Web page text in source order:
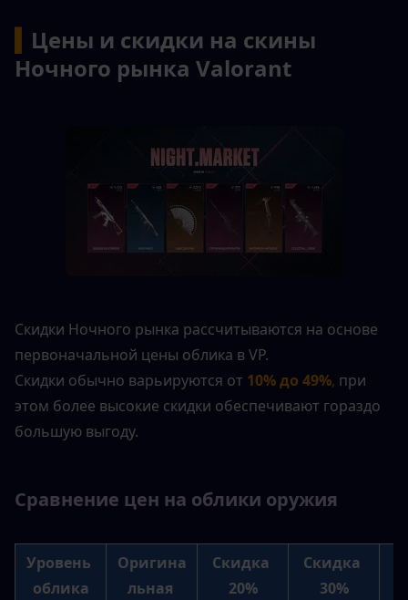
Цены и скидки на скины
Ночного рынка Valorant
Скидки Ночного рынка рассчитываются на основе
первоначальной цены облика в VP.
Скидки обычно варьируются от 10% до 49%, при
этом более высокие скидки обеспечивают гораздо
большую выгоду.
Сравнение цен на облики оружия
Уровень
облика
Оригина
льная
Скидка
20%
Скидка
30%